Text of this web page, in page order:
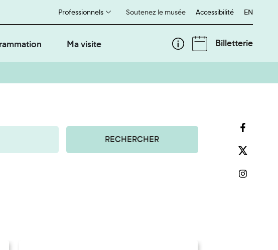
Soutenez le musée
Professionnels Accessibilité English
EN
Ma visite Billetterie
RECHERCHER